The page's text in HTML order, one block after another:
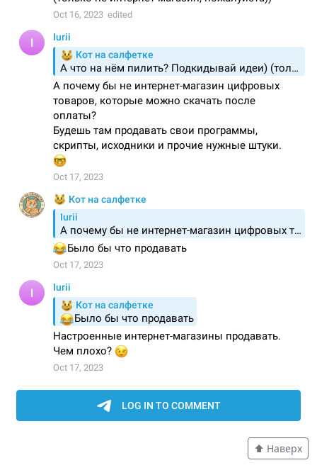
⬆️ Наверх
Изменения на сайте
18 Июль 2025
Комментарии
Telegram Bot API 9.1 - чеклисты, подарки и
другое
04 Июль 2025
Комментарии
Telegram Bot API 9.0: Крупнейшее обновление
2025 года
11 Апрель 2025
Комментарии
Изменения на сайте и статьи по FastAPI
18 Январь 2025
Обновление Poetry: 2.0.0
09 Январь 2025
Комментарии
Мы ищем авторов
Комментарии